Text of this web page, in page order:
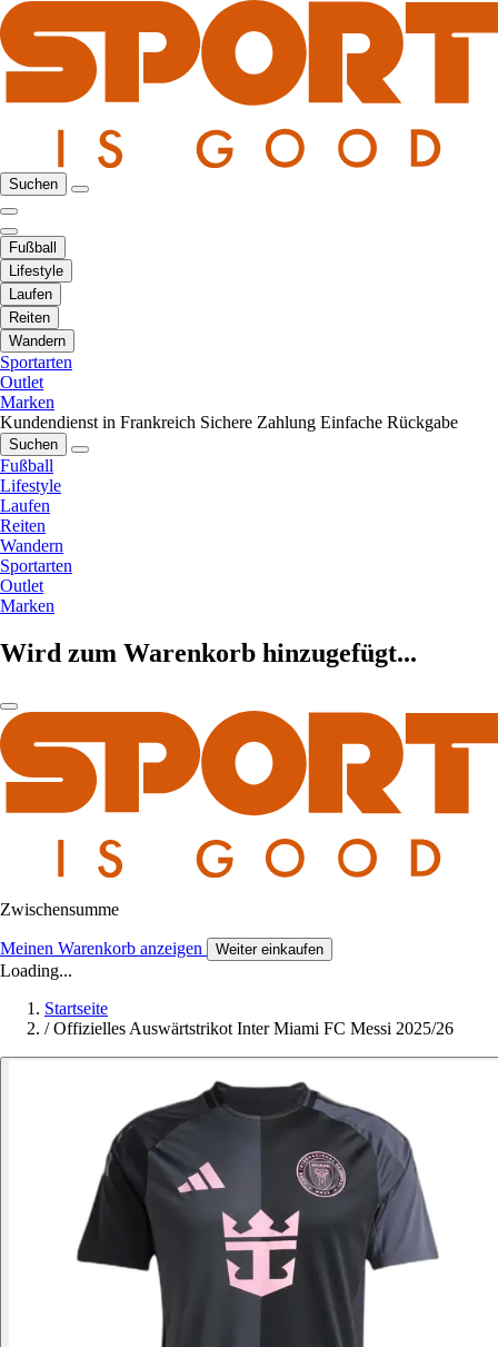
Suchen
Fußball
Lifestyle
Laufen
Reiten
Wandern
Sportarten
Outlet
Marken
Kundendienst in Frankreich Sichere Zahlung Einfache Rückgabe
Suchen
Fußball
Lifestyle
Laufen
Reiten
Wandern
Sportarten
Outlet
Marken
Wird zum Warenkorb hinzugefügt...
Zwischensumme
Meinen Warenkorb anzeigen Weiter einkaufen
Loading...
Startseite
/ Offizielles Auswärtstrikot Inter Miami FC Messi 2025/26